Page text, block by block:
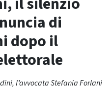
di
dopo il
l’avvocata Stefania Forlani